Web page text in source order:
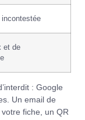
incontestée
et de
: Google
. Un email de
fiche, un QR